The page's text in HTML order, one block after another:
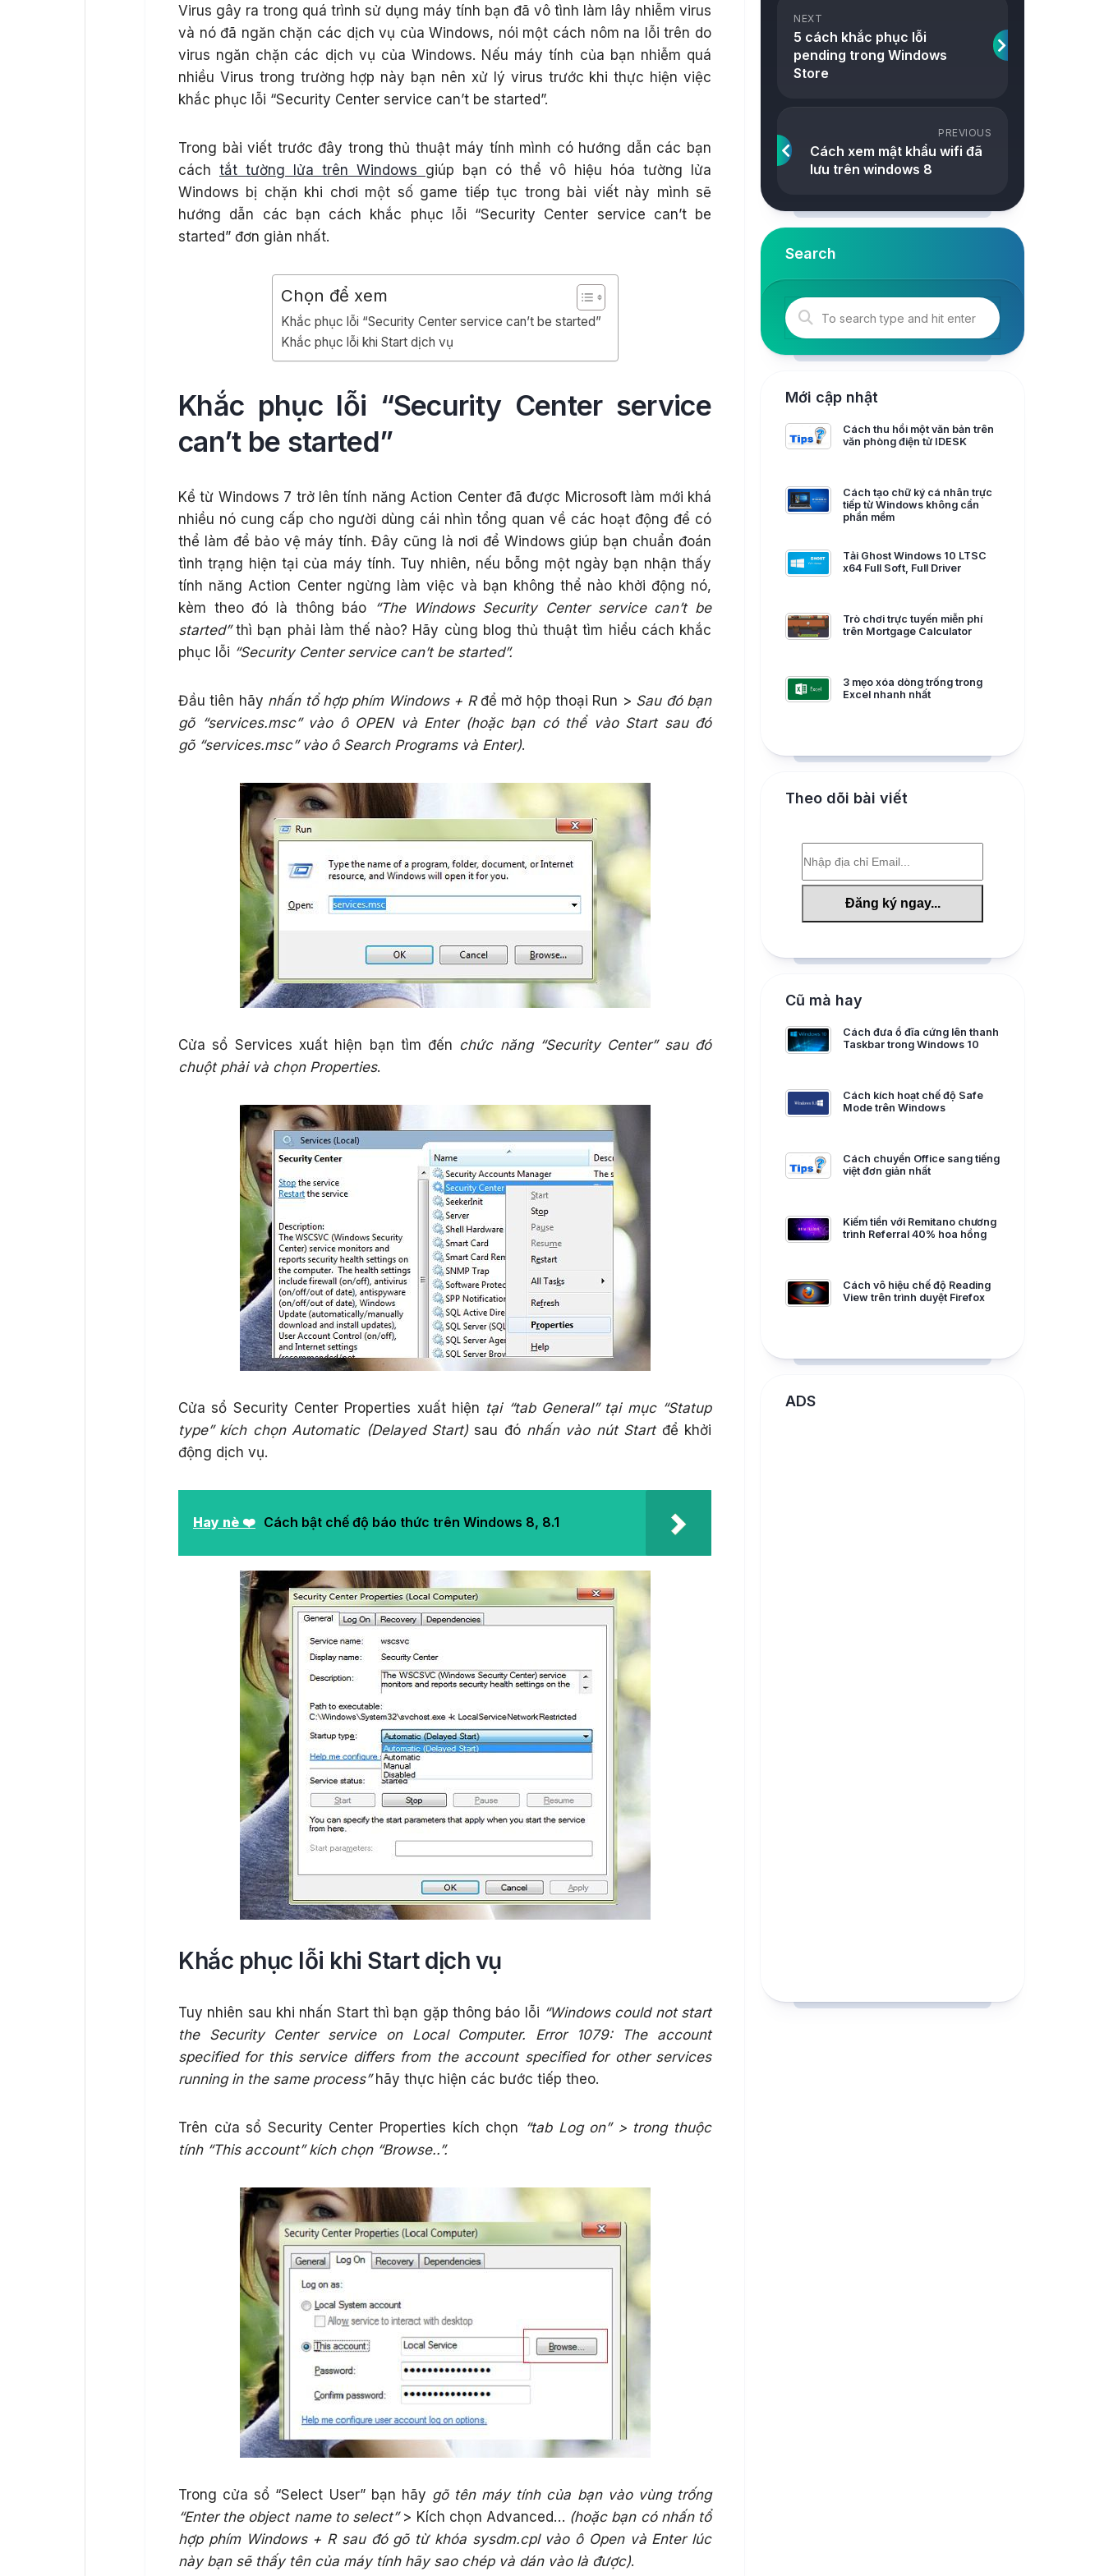
Snake
2048
Công
cụ
Virus gây ra trong quá trình sử dụng máy tính bạn đã vô tình làm lây nhiễm virus
và nó đã ngăn chặn các dịch vụ của Windows, nói một cách nôm na lỗi trên do
virus ngăn chặn các dịch vụ của Windows. Nếu máy tính của bạn nhiễm quá
nhiều Virus trong trường hợp này bạn nên xử lý virus trước khi thực hiện việc
khắc phục lỗi “Security Center service can’t be started”.
Trong bài viết trước đây trong thủ thuật máy tính mình có hướng dẫn các bạn
cách tắt tường lửa trên Windows giúp bạn có thể vô hiệu hóa tường lửa
Windows bị chặn khi chơi một số game tiếp tục trong bài viết này mình sẽ
hướng dẫn các bạn cách khắc phục lỗi “Security Center service can’t be
started” đơn giản nhất.
Chọn để xem
Khắc phục lỗi “Security Center service can’t be started”
Khắc phục lỗi khi Start dịch vụ
Khắc phục lỗi “Security Center service
can’t be started”
Kể từ Windows 7 trở lên tính năng Action Center đã được Microsoft làm mới khá
nhiều nó cung cấp cho người dùng cái nhìn tổng quan về các hoạt động để có
thể làm để bảo vệ máy tính. Đây cũng là nơi để Windows giúp bạn chuẩn đoán
tình trạng hiện tại của máy tính. Tuy nhiên, nếu bỗng một ngày bạn nhận thấy
tính năng Action Center ngừng làm việc và bạn không thể nào khởi động nó,
kèm theo đó là thông báo
“The Windows Security Center service can’t be
started”thì bạn phải làm thế nào? Hãy cùng blog thủ thuật tìm hiểu cách khắc
phục lỗi “Security Center service can’t be started”.
Đầu tiên hãy nhấn tổ hợp phím Windows + Rđể mở hộp thoại Run > Sau đó bạn
gõ “services.msc” vào ô OPEN và Enter (hoặc bạn có thể vào Start sau đó
gõ “services.msc” vào ô Search Programs và Enter).
Cửa sổ Services xuất hiện bạn tìm đến chức năng “Security Center” sau đó
chuột phải và chọn Properties.
Cửa sổ Security Center Properties xuất hiện tại “tab General” tại mục “Statup
type” kích chọn Automatic (Delayed Start)sau đónhấn vào nút Startđể khởi
động dịch vụ.
Hay nè ❤️ Cách bật chế độ báo thức trên Windows 8, 8.1
Khắc phục lỗi khi Start dịch vụ
Tuy nhiên sau khi nhấn Start thì bạn gặp thông báo lỗi “Windows could not start
the Security Center service on Local Computer. Error 1079: The account
specified for this service differs from the account specified for other services
running in the same process”hãy thực hiện các bước tiếp theo.
Trên cửa sổ Security Center Properties kích chọn “tab Log on” > trong thuộc
tính “This account” kích chọn “Browse..”.
Trong cửa sổ “Select User” bạn hãy gõ tên máy tính của bạn vào vùng trống
“Enter the object name to select”> Kích chọn Advanced… (hoặc bạn có nhấn tổ
hợp phím Windows + R sau đó gõ từ khóa sysdm.cpl vào ô Open và Enter lúc
này bạn sẽ thấy tên của máy tính hãy sao chép và dán vào là được).
NEXT
5 cách khắc phục lỗi
pending trong Windows
Store
PREVIOUS
Cách xem mật khẩu wifi đã
lưu trên windows 8
Search
Mới cập nhật
Cách thu hồi một văn bản trên
văn phòng điện tử IDESK
Cách tạo chữ ký cá nhân trực
tiếp từ Windows không cần
phần mềm
Tải Ghost Windows 10 LTSC
x64 Full Soft, Full Driver
Trò chơi trực tuyến miễn phí
trên Mortgage Calculator
3 mẹo xóa dòng trống trong
Excel nhanh nhất
Theo dõi bài viết
Cũ mà hay
Cách đưa ổ đĩa cứng lên thanh
Taskbar trong Windows 10
Cách kích hoạt chế độ Safe
Mode trên Windows
Cách chuyển Office sang tiếng
việt đơn giản nhất
Kiếm tiền với Remitano chương
trình Referral 40% hoa hồng
Cách vô hiệu chế độ Reading
View trên trình duyệt Firefox
ADS